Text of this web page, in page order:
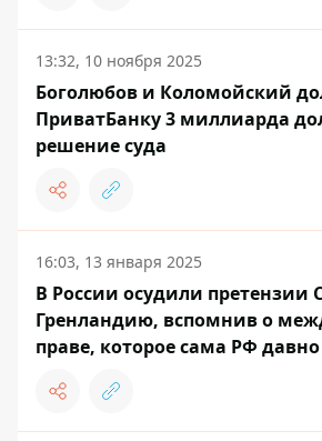
13:32, 10 ноября 2025
Боголюбов и Коломойский
ПриватБанку 3 миллиарда
решение суда
16:03, 13 января 2025
В России осудили претензии
Гренландию, вспомнив о
праве, которое сама РФ